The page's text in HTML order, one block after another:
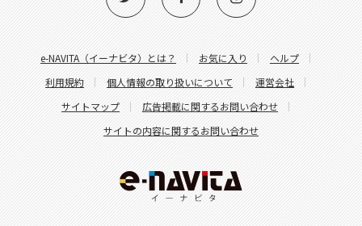
e-NAVITA（イーナビタ）とは？ お気に入り
ヘルプ
利用規約
個人情報の取り扱いについて
運営会社
サイトマップ
広告掲載に関するお問い合わせ
サイトの内容に関するお問い合わせ